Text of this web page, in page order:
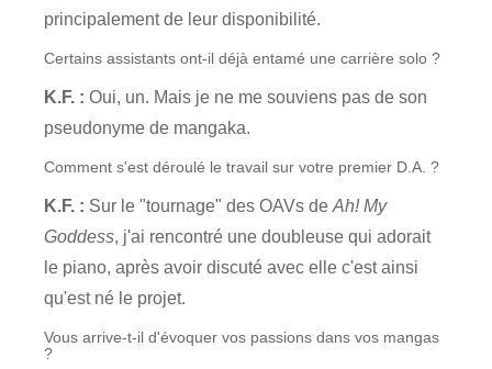
principalement de leur disponibilité.
Certains assistants ont-il déjà entamé une carrière solo ?
K.F. : Oui, un. Mais je ne me souviens pas de son
pseudonyme de mangaka.
Comment s'est déroulé le travail sur votre premier D.A. ?
K.F. : Sur le "tournage" des OAVs de Ah! My
Goddess, j'ai rencontré une doubleuse qui adorait
le piano, après avoir discuté avec elle c'est ainsi
qu'est né le projet.
Vous arrive-t-il d'évoquer vos passions dans vos mangas
?